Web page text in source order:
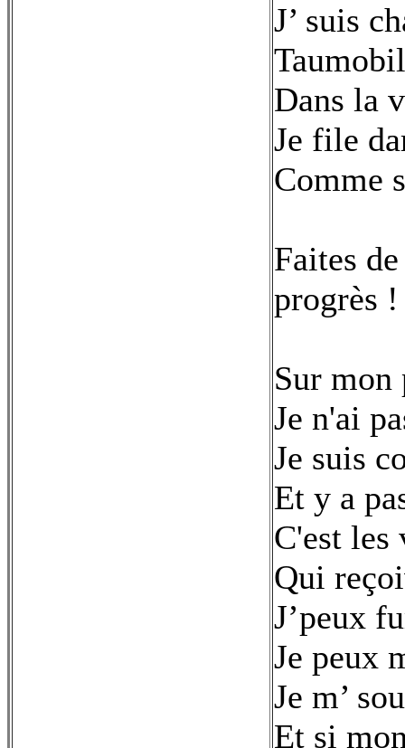
J’ suis
Dans la
Je file
Comme
Faites
progrès !
Sur mon
Je n'ai
Je suis
Et y a
C'est les
Qui
J’peux
Je peux
Je m’
Et si